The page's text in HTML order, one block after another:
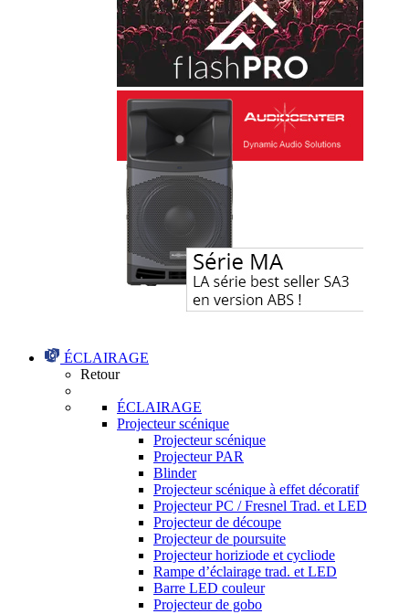
ÉCLAIRAGE
Retour
ÉCLAIRAGE
Projecteur scénique
Projecteur scénique
Projecteur PAR
Blinder
Projecteur scénique à effet décoratif
Projecteur PC / Fresnel Trad. et LED
Projecteur de découpe
Projecteur de poursuite
Projecteur horiziode et cycliode
Rampe d’éclairage trad. et LED
Barre LED couleur
Projecteur de gobo